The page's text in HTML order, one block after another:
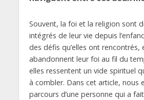
Souvent, la foi et la religion sont
intégrés de leur vie depuis
des défis qu’elles ont rencontrés,
abandonnent leur foi au fil du
elles ressentent un vide spirituel
à combler. Dans cet article, nous
parcours d’une personne qui a